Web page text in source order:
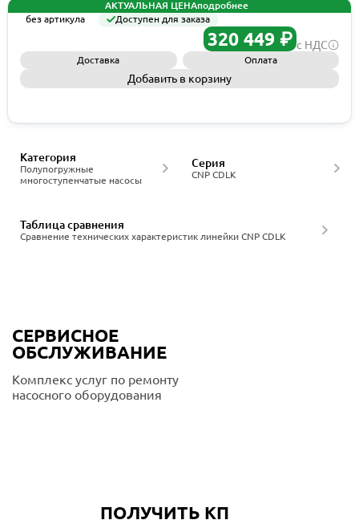
АКТУАЛЬНАЯ ЦЕНАподробнее
без артикула
Доступен для заказа
320 449 ₽ с НДС
Доставка Оплата
Добавить в корзину
Полупогружные
многоступенчатые насосы
Категория
CNP CDLK
Серия
Сравнение технических характеристик линейки CNP CDLK
Таблица сравнения
СЕРВИСНОЕ
ОБСЛУЖИВАНИЕ
Комплекс услуг по ремонту
насосного оборудования
ПОЛУЧИТЬ КП